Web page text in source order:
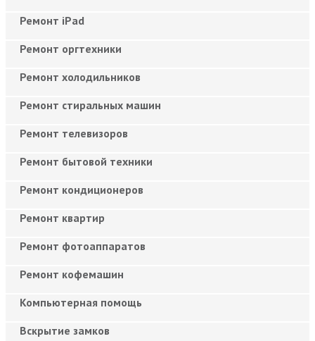
Ремонт iPad
Ремонт оргтехники
Ремонт холодильников
Ремонт стиральных машин
Ремонт телевизоров
Ремонт бытовой техники
Ремонт кондиционеров
Ремонт квартир
Ремонт фотоаппаратов
Ремонт кофемашин
Компьютерная помощь
Вскрытие замков